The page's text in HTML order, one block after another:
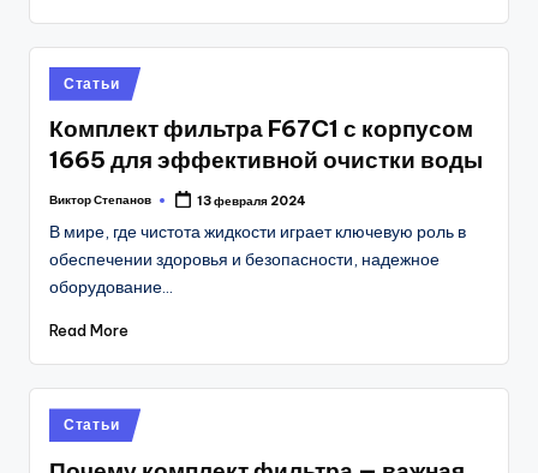
Posted
in
Статьи
Комплект фильтра F67C1 с корпусом
1665 для эффективной очистки воды
Posted
Виктор Степанов 13 февраля 2024
В мире, где чистота жидкости играет ключевую роль в
обеспечении здоровья и безопасности, надежное
оборудование…
Read More
Posted
in
Статьи